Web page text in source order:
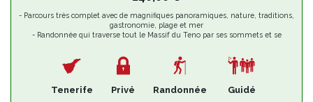
- Parcours très complet avec de magnifiques panoramiques, nature, traditions,
gastronomie, plage et mer
- Randonnée qui traverse tout le Massif du Teno par ses sommets et se
- Déjeuner typique au village de Los Bailaderos à Teno Alto
Tenerife Privé Randonnée Guidé